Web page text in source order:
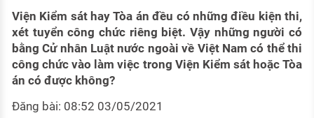
Danh sách nhà tuyển dụng
Nhà tuyển dụng hàng đầu
Mẫu CV hiện đại
Thuế thu nhập
Hồ sơ biểu mẫu
Chính sách lao động
KHÁM PHÁ NGHỀ NGHIỆP
Viện Kiểm sát hay Tòa án đều có những điều kiện thi,
xét tuyển công chức riêng biệt. Vậy những người có
bằng Cử nhân Luật nước ngoài về Việt Nam có thể thi
công chức vào làm việc trong Viện Kiểm sát hoặc Tòa
án có được không?
Đăng bài: 08:52 03/05/2021